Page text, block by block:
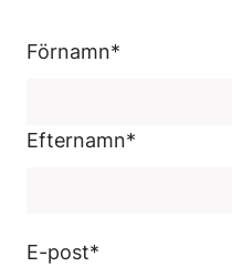
Förnamn*
Efternamn*
E-post*